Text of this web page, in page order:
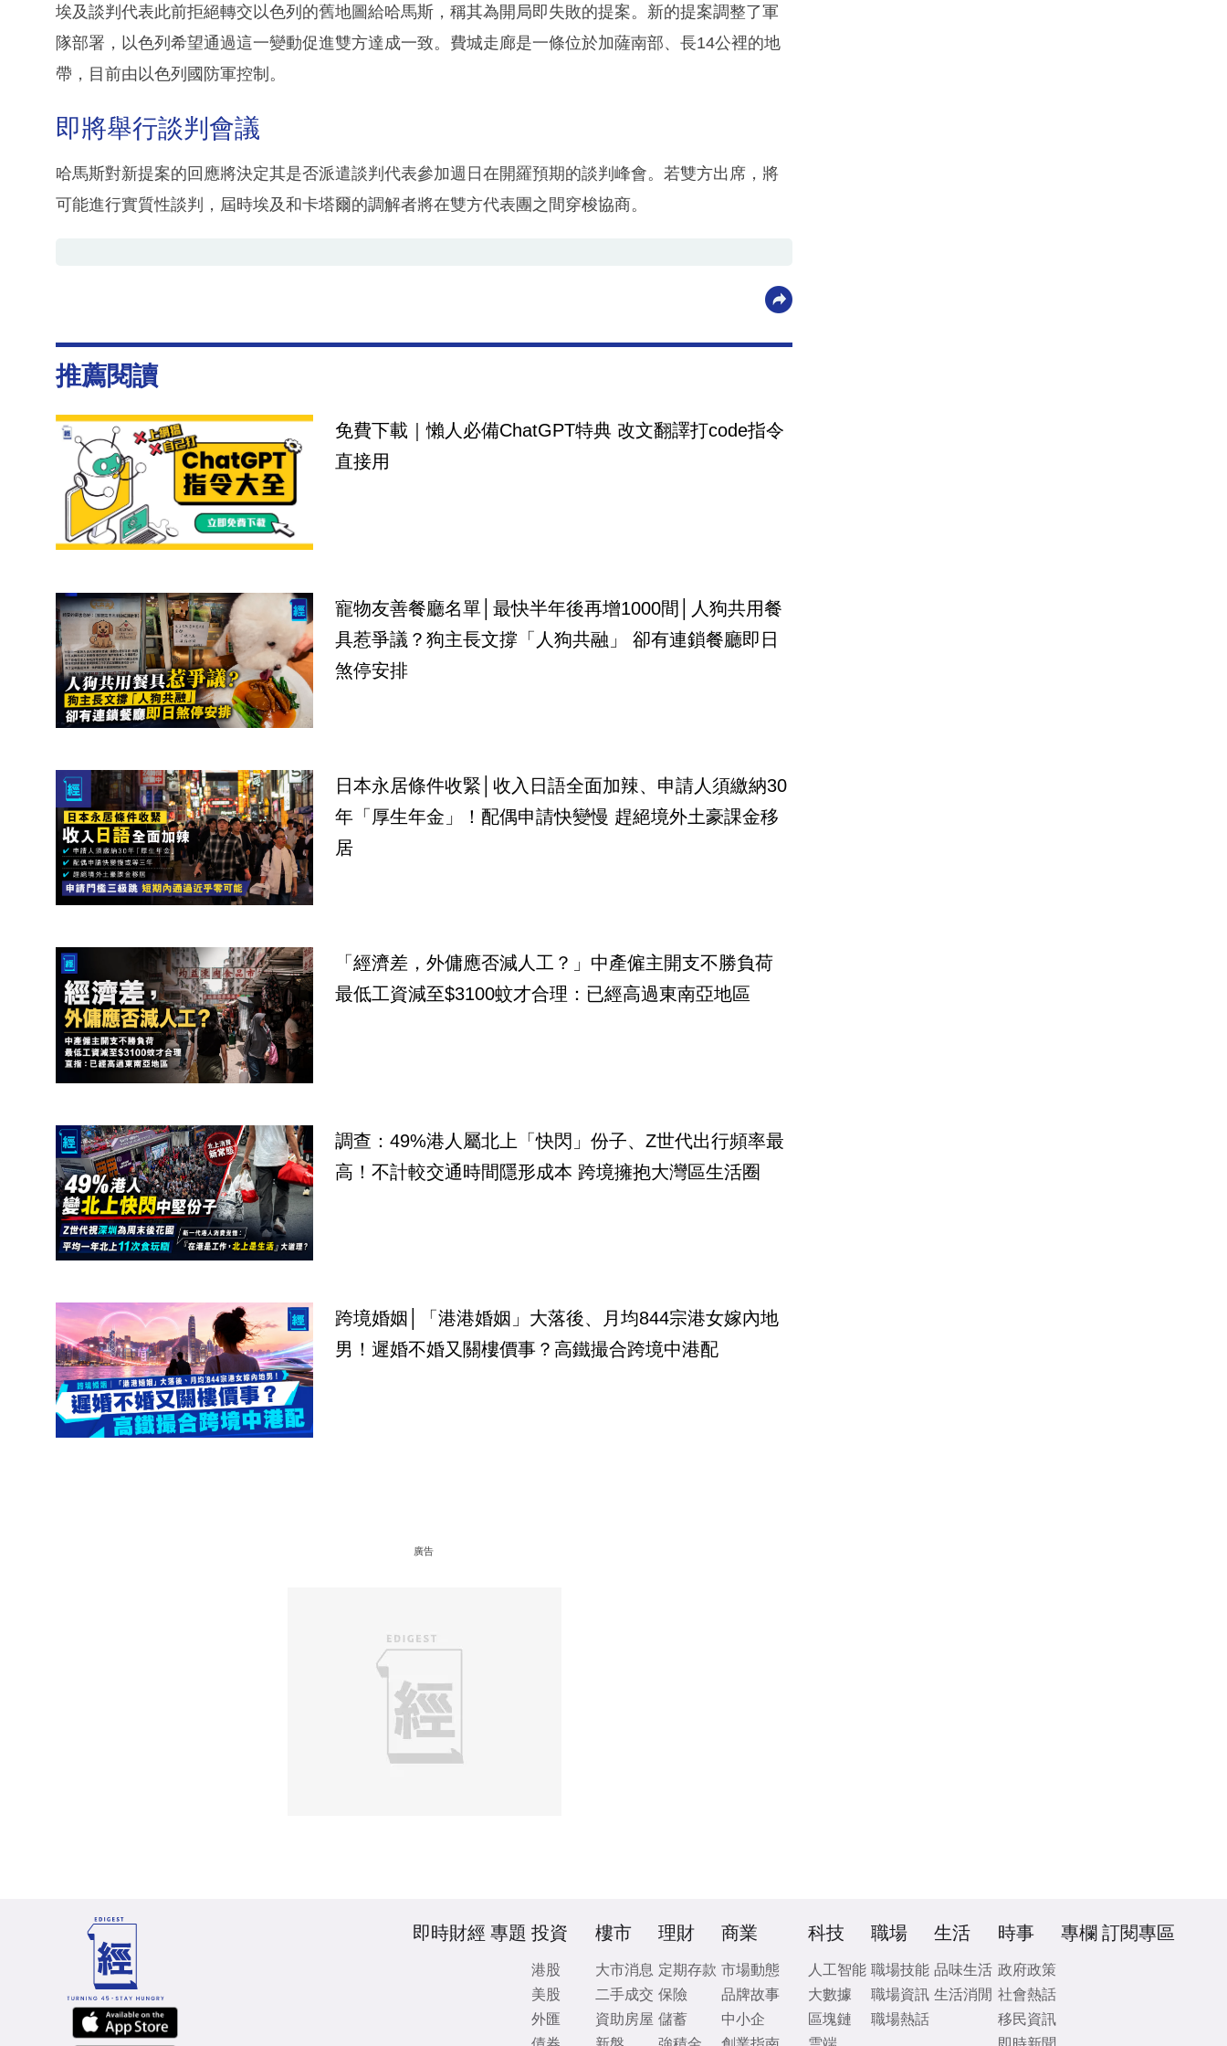
埃及談判代表此前拒絕轉交以色列的舊地圖給哈馬斯，稱其為開局即失敗的提案。新的提案調整了軍
隊部署，以色列希望通過這一變動促進雙方達成一致。費城走廊是一條位於加薩南部、長14公裡的地
帶，目前由以色列國防軍控制。
即將舉行談判會議
哈馬斯對新提案的回應將決定其是否派遣談判代表參加週日在開羅預期的談判峰會。若雙方出席，將
可能進行實質性談判，屆時埃及和卡塔爾的調解者將在雙方代表團之間穿梭協商。
推薦閱讀
免費下載｜懶人必備ChatGPT特典 改文翻譯打code指令
直接用
寵物友善餐廳名單│最快半年後再增1000間│人狗共用餐
具惹爭議？狗主長文撐「人狗共融」 卻有連鎖餐廳即日
煞停安排
日本永居條件收緊│收入日語全面加辣、申請人須繳納30
年「厚生年金」！配偶申請快變慢 趕絕境外土豪課金移
居
「經濟差，外傭應否減人工？」中產僱主開支不勝負荷
最低工資減至$3100蚊才合理：已經高過東南亞地區
調查：49%港人屬北上「快閃」份子、Z世代出行頻率最
高！不計較交通時間隱形成本 跨境擁抱大灣區生活圈
跨境婚姻│「港港婚姻」大落後、月均844宗港女嫁內地
男！遲婚不婚又關樓價事？高鐵撮合跨境中港配
廣告
即時財經 專題 投資
港股
美股
外匯
樓市
大市消息
二手成交
資助房屋
理財
定期存款
保險
儲蓄
商業
市場動態
品牌故事
中小企
科技
人工智能
大數據
區塊鏈
職場
職場技能
職場資訊
職場熱話
生活
品味生活
生活消閒
時事
政府政策
社會熱話
移民資訊
專欄 訂閱專區